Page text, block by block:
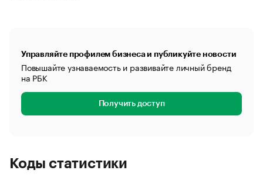
Управляйте профилем бизнеса и публикуйте новости
Повышайте узнаваемость и развивайте личный бренд
на РБК
Получить доступ
Коды статистики